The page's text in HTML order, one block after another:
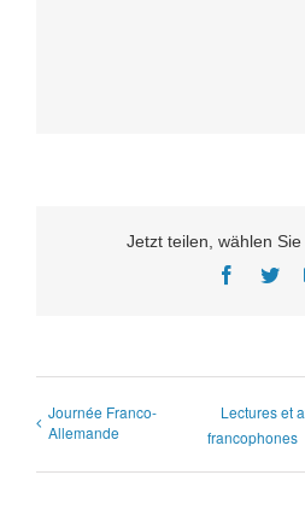
Jetzt teilen, wählen
Journée Franco-
Allemande
Lectures et
francophones